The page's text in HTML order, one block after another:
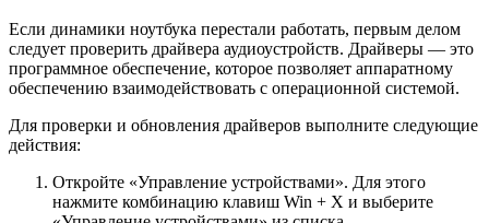
Если динамики ноутбука перестали работать, первым делом
следует проверить драйвера аудиоустройств. Драйверы — это
программное обеспечение, которое позволяет аппаратному
обеспечению взаимодействовать с операционной системой.
Для проверки и обновления драйверов выполните следующие
действия:
Откройте «Управление устройствами». Для этого
нажмите комбинацию клавиш Win + X и выберите